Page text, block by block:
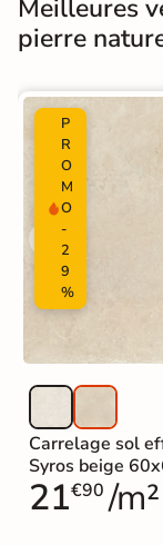
Origine
Catégories
Meilleures
pierre
P
R
O
M
O
-
2
9
%
Carrelage sol
Syros beige
21€90 /m²